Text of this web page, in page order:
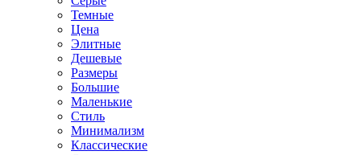
Темные
Цена
Элитные
Дешевые
Размеры
Большие
Маленькие
Стиль
Минимализм
Классические